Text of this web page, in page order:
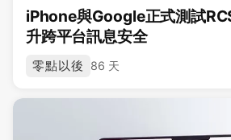
iPhone與Google正式測試
升跨平台訊息安全
零點以後 86 天